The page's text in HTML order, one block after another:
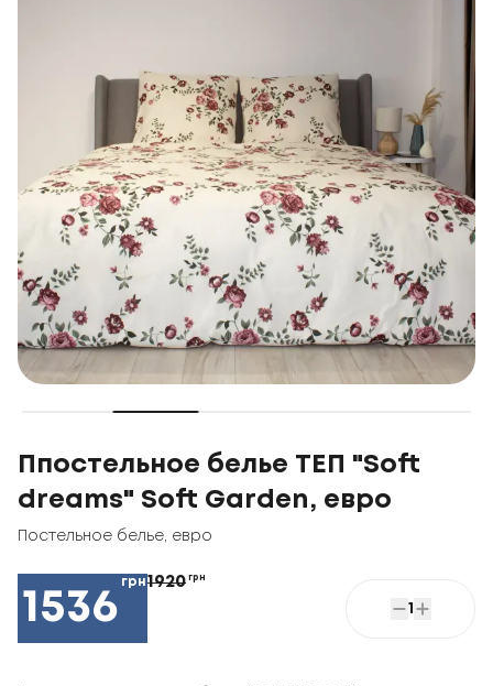
Ппостельное белье ТЕП "Soft
dreams" Soft Garden, евро
Постельное белье евро
1536
грн1920 грн
1